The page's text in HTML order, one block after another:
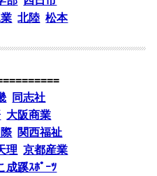
北陸 松本
同志社
大阪商業
関西福祉
理 京都産業
成蹊ｽﾎﾟｰﾂ